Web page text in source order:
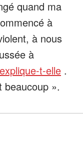
quand ma
à
à nous
à
explique-t-elle .
beaucoup ».